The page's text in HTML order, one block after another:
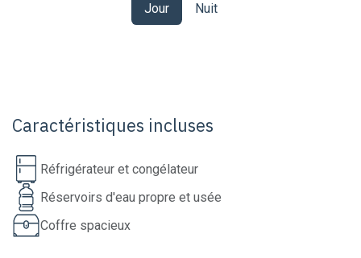
Jour Nuit
Caractéristiques incluses
Réfrigérateur et congélateur
Réservoirs d'eau propre et usée
Coffre spacieux